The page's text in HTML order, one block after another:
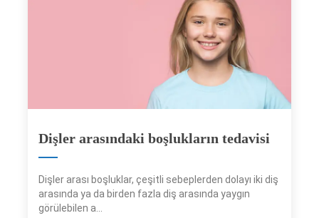
Dişler arasındaki boşlukların tedavisi
Dişler arası boşluklar, çeşitli sebeplerden dolayı iki diş
arasında ya da birden fazla diş arasında yaygın
görülebilen a...